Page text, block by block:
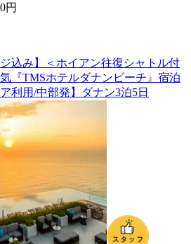
円
ジ込み】＜ホイアン往復シャトル付
『TMSホテルダナンビーチ』宿泊
利用/中部発】ダナン3泊5日